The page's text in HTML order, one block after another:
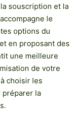
souscription et la
le
options du
en proposant des
une meilleure
de votre
choisir les
préparer la